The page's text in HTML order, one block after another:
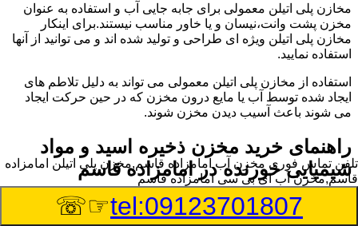
مخازن پلی اتیلن معمولی برای جابه جایی آب و استفاده به عنوان
مخزن پشت وانت،نیسان و یا خاور مناسب نیستند.برای اینکار
مخازن پلی اتیلن ویژه ای طراحی و تولید شده اند و می توانید از آنها
استفاده نمایید.
استفاده از مخازن پلی اتیلن معمولی می تواند به دلیل تلاطم های
ایجاد شده توسط آب یا مایع درون مخزن که در حین حرکت ایجاد
می شوند باعث آسیب دیدن مخزن شوند.
راهنمای خرید مخزن ذخیره اسید و مواد
شیمیایی خورنده در امامزاده قاسم
مخزن ذخیره اسید و مواد شیمیایی باید به گونه ای تولید شوند که
بتوانند در برابر چگالی نسبتا بالا و خورندگی انواع اسیدها مقاومت
تلفن تماس فوری مخزن آب امامزاده قاسم,مخزن پلی اتیلن امامزاده
قاسم,مخزن آب ای بی سی امامزاده قاسم
tel:09123701807
☞☏